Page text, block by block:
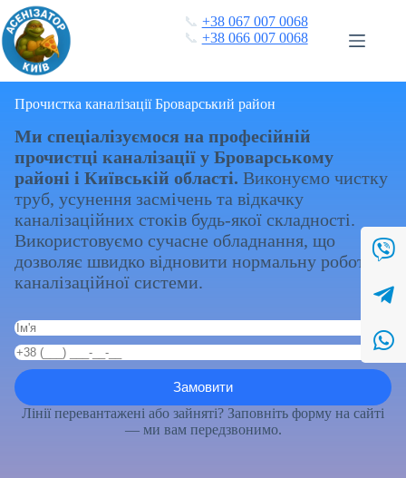
Перейти
до
вмісту
📞 +38 067 007 0068
📞 +38 066 007 0068
Прочистка каналізації Броварський район
Ми спеціалізуємося на професійній
прочистці каналізації у Броварському
районі і Київській області. Виконуємо чистку
труб, усунення засмічень та відкачку
каналізаційних стоків будь-якої складності.
Використовуємо сучасне обладнання, що
дозволяє швидко відновити нормальну роботу
каналізаційної системи.
Лінії перевантажені або зайняті? Заповніть форму на сайті
— ми вам передзвонимо.